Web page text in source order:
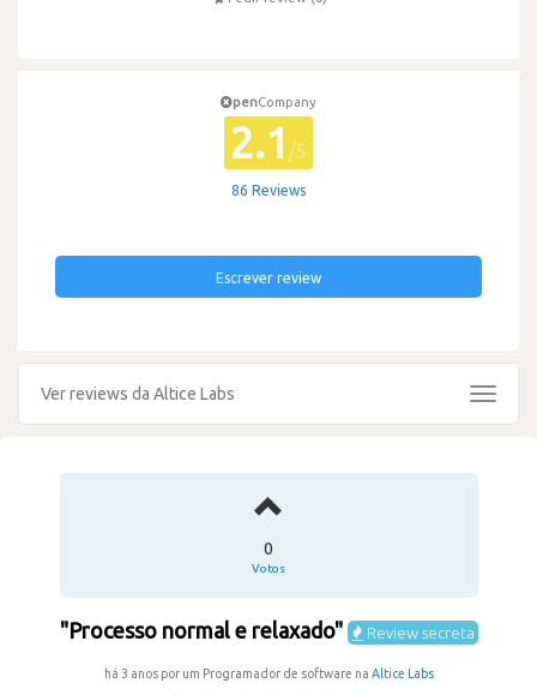
penCompany
2.1 /5
86 Reviews
Escrever review
Ver reviews da Altice Labs
Toggle
0
Votos
"Processo normal e relaxado" Review secreta
há 3 anos por um Programador de software na Altice Labs